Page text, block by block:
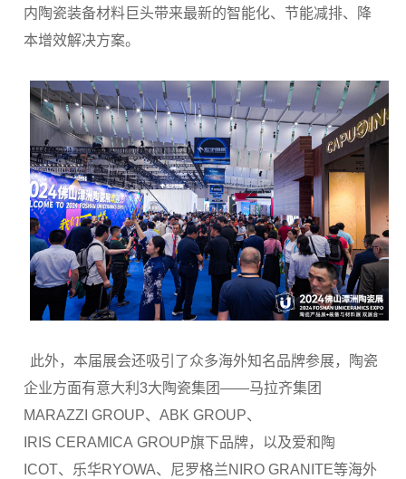
内陶瓷装备材料巨头带来最新的智能化、节能减排、降
本增效解决方案。
此外，本届展会还吸引了众多海外知名品牌参展，陶瓷
企业方面有意大利3大陶瓷集团——马拉齐集团
MARAZZI GROUP、ABK GROUP、
IRIS CERAMICA GROUP旗下品牌，以及爱和陶
ICOT、乐华RYOWA、尼罗格兰NIRO GRANITE等海外